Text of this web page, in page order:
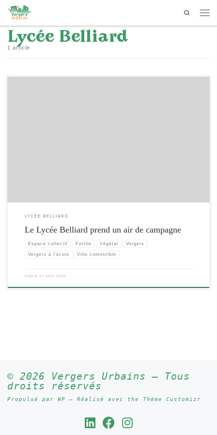
Passer au contenu
Search
Lycée Belliard
1 article
LYCÉE BELLIARD
Le Lycée Belliard prend un air de campagne
Espace collectif Fertile Végétal Vergers
Vergers à l'école Ville comestible
Publié 17 avril 2016
© 2026 Vergers Urbains – Tous
droits réservés
Propulsé par WP – Réalisé avec the Thème Customizr